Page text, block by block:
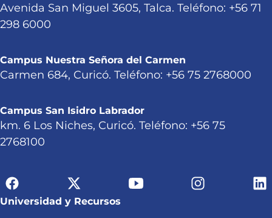
Avenida San Miguel 3605, Talca. Teléfono: +56 71
298 6000
Campus Nuestra Señora del Carmen
Carmen 684, Curicó. Teléfono: +56 75 2768000
Campus San Isidro Labrador
km. 6 Los Niches, Curicó. Teléfono: +56 75
2768100
Universidad y Recursos